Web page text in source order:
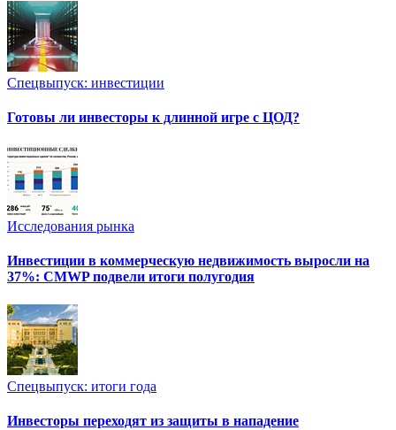
Спецвыпуск: инвестиции
Готовы ли инвесторы к длинной игре с ЦОД?
Исследования рынка
Инвестиции в коммерческую недвижимость выросли на
37%: CMWP подвели итоги полугодия
Спецвыпуск: итоги года
Инвесторы переходят из защиты в нападение